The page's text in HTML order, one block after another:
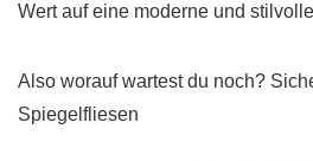
Wert auf eine moderne und
Also worauf wartest du noch?
Spiegelfliesen